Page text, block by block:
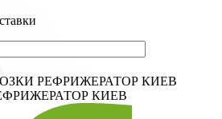
РЕФРИЖЕРАТОР КИЕВ
КИЕВ